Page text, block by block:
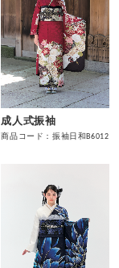
成人式振袖
商品コード：振袖日和B6012